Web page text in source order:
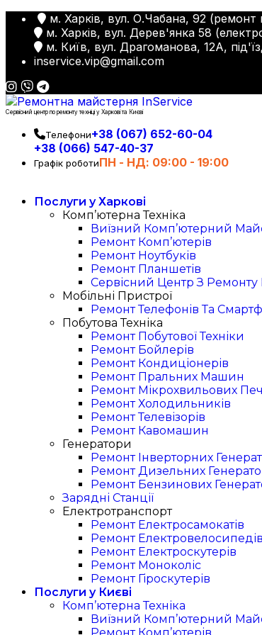
м. Харків, вул. О.Чабана, 92 (ремонт
м. Харків, вул. Дерев'янка 58
м. Київ, вул. Драгоманова, 12А,
inservice.vip@gmail.com
Сервісний центр по ремонту техніці у Харкові та Києві
Телефони+38 (067) 652-60-04
+38 (066) 547-40-37
Графік роботиПН - НД: 09:00 - 19:00
Послуги у Харкові
Комп’ютерна Техніка
Виїзний Комп’ютерний
Ремонт Комп’ютерів
Ремонт Ноутбуків
Ремонт Планшетів
Сервісний Центр З Ремонту
Мобільні Пристрої
Ремонт Телефонів Та
Побутова Техніка
Ремонт Побутової Техніки
Ремонт Бойлерів
Ремонт Кондиціонерів
Ремонт Пральних Машин
Ремонт Мікрохвильових
Ремонт Холодильників
Ремонт Телевізорів
Ремонт Кавомашин
Генератори
Ремонт Інверторних
Ремонт Дизельних
Ремонт Бензинових
Зарядні Станції
Електротранспорт
Ремонт Електросамокатів
Ремонт Електровелосипедів
Ремонт Електроскутерів
Ремонт Моноколіс
Ремонт Гіроскутерів
Послуги у Києві
Комп’ютерна Техніка
Виїзний Комп’ютерний